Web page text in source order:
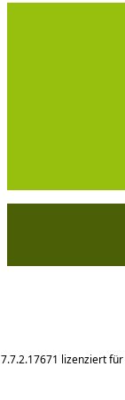
7.7.2.17671 lizenziert für